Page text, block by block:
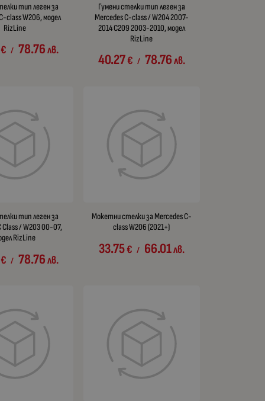
тип леген за
class W206, модел
RizLine
€ / 78.76лв.
Гумени стелки тип леген за
Mercedes C-class / W204 2007-
2014 C209 2003-2010, модел
RizLine
40.27€ / 78.76лв.
тип леген за
Class / W203 00-07,
RizLine
€ / 78.76лв.
Мокетни стелки за Mercedes C-
class W206 (2021+)
33.75€ / 66.01лв.